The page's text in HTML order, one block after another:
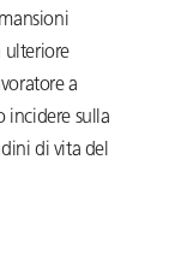
ulteriore
a
incidere sulla
di vita del